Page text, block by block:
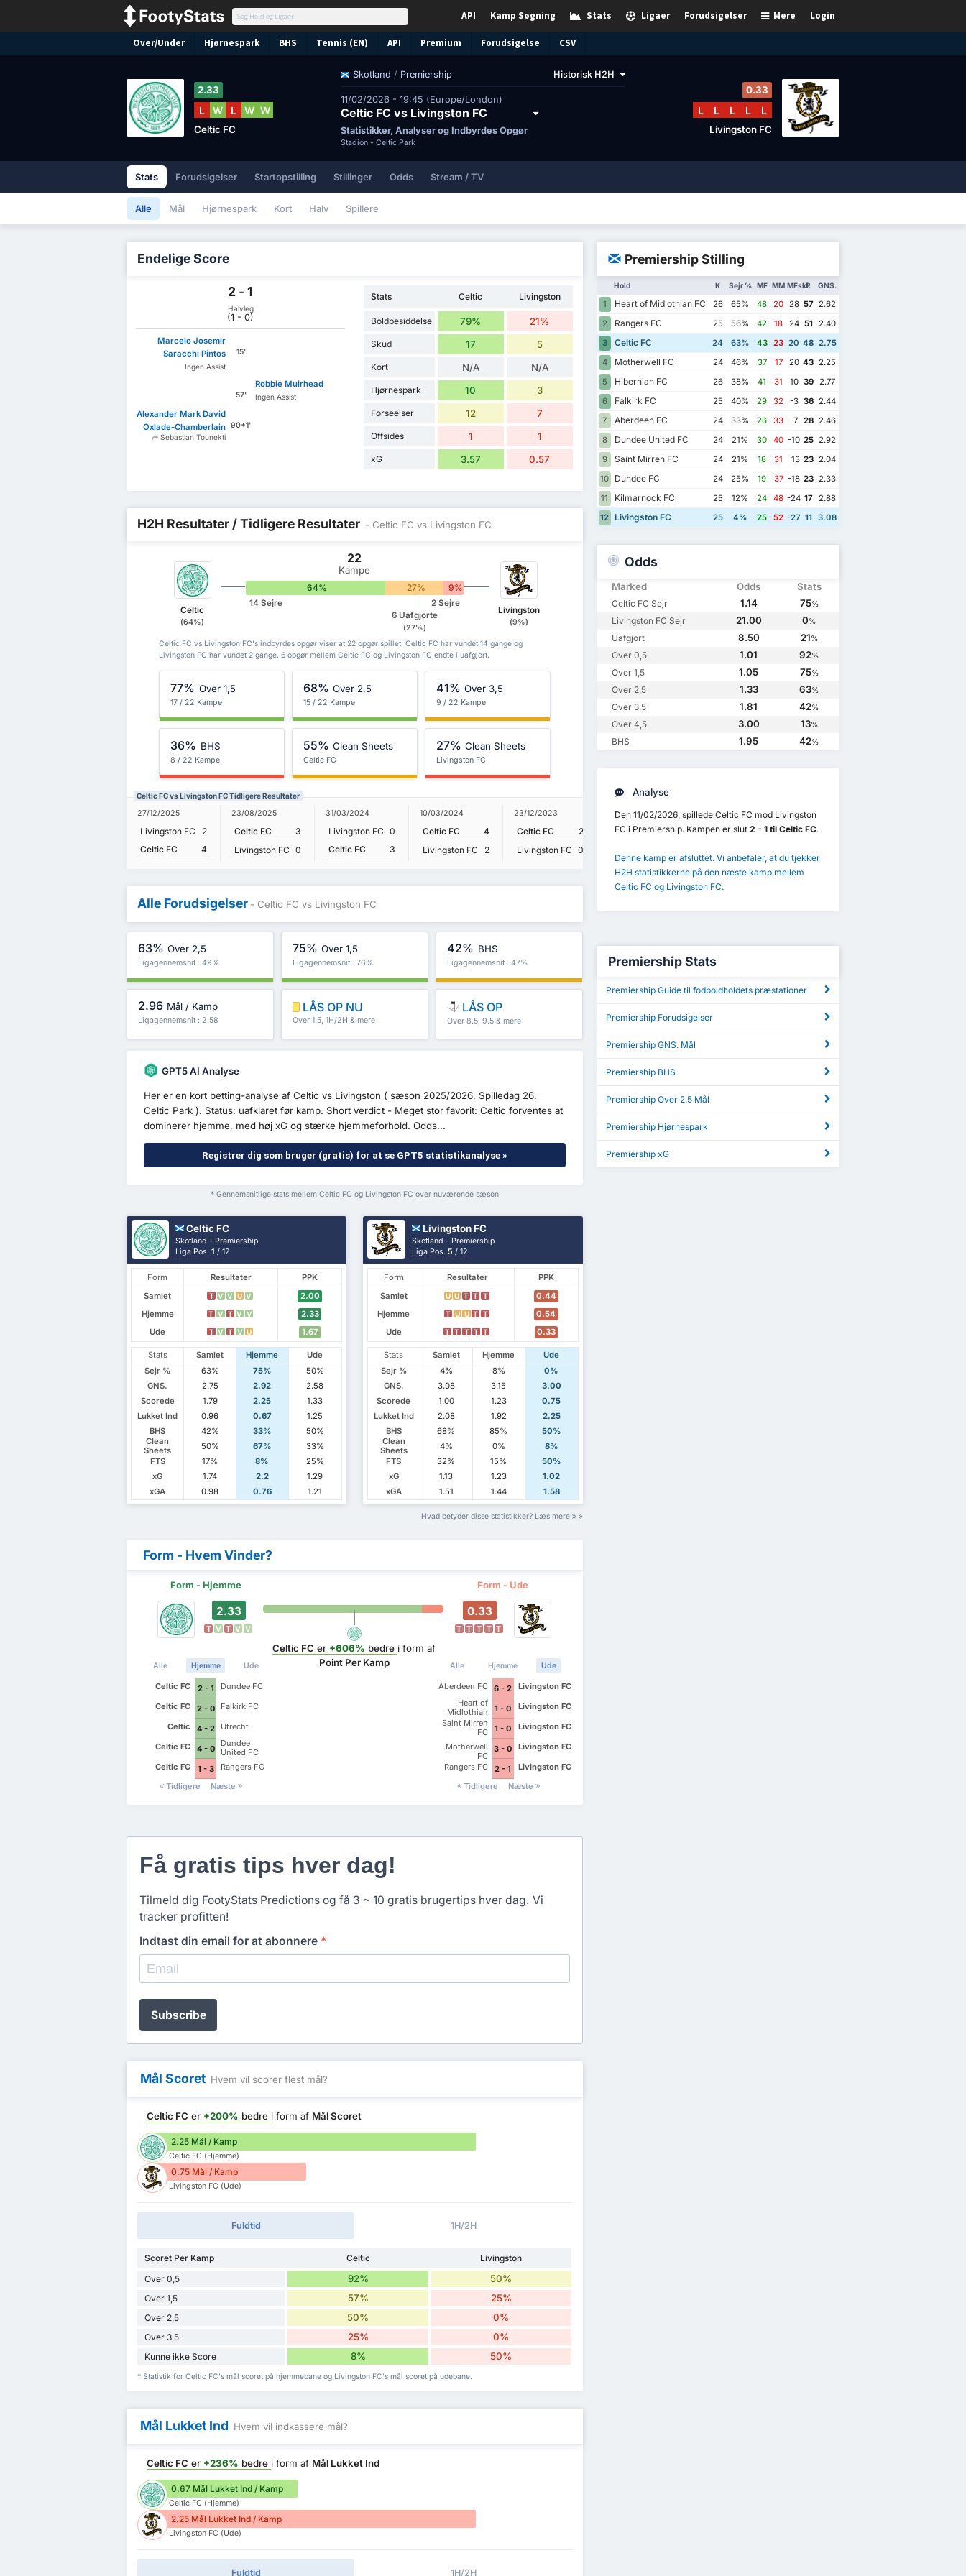
Login
Mere
Forudsigelser
Ligaer
Stats
Kamp Søgning
API
Over/Under Hjørnespark BHS Tennis (EN) API Premium Forudsigelse CSV
Skotland / Premiership Historisk H2H
11/02/2026 - 19:45 (Europe/London)
Celtic FC vs Livingston FC
Statistikker, Analyser og Indbyrdes Opgør
Stadion - Celtic Park
2.33
L W L W W
Celtic FC
0.33
L L L L L
Livingston FC
Stats Forudsigelser Startopstilling Stillinger Odds Stream / TV
Alle Mål Hjørnespark Kort Halv Spillere
Endelige Score
2 - 1
Halvleg
(1 - 0)
Marcelo Josemir
Saracchi Pintos
Ingen Assist
15'
57'
Robbie Muirhead
Ingen Assist
Alexander Mark David
Oxlade-Chamberlain
Sebastian Tounekti
90+1'
Stats Celtic Livingston
Boldbesiddelse 79% 21%
Skud 17 5
Kort N/A N/A
Hjørnespark 10 3
Forseelser 12 7
Offsides 1 1
xG 3.57 0.57
H2H Resultater / Tidligere Resultater - Celtic FC vs Livingston FC
Celtic
(64%)
22
Kampe
64% 27% 9%
14 Sejre
6 Uafgjorte
(27%)
2 Sejre
Livingston
(9%)
Celtic FC vs Livingston FC's indbyrdes opgør viser at 22 opgør spillet, Celtic FC har vundet 14 gange og
Livingston FC har vundet 2 gange. 6 opgør mellem Celtic FC og Livingston FC endte i uafgjort.
77% Over 1,5
17 / 22 Kampe
68% Over 2,5
15 / 22 Kampe
41% Over 3,5
9 / 22 Kampe
36% BHS
8 / 22 Kampe
55% Clean Sheets
Celtic FC
27% Clean Sheets
Livingston FC
Celtic FC vs Livingston FC Tidligere Resultater
27/12/2025
Livingston FC
2
Celtic FC
4
23/08/2025
Celtic FC
3
Livingston FC 0
31/03/2024
Livingston FC 0
Celtic FC
3
10/03/2024
Celtic FC
4
Livingston FC
2
23/12/2023
Celtic FC
2
Livingston FC 0
23/09/2023
Livingston FC 0
01/02/2023
Celtic FC
3
21/12/2022
Celtic FC
Alle Forudsigelser - Celtic FC vs Livingston FC
63% Over 2,5
Ligagennemsnit : 49%
75% Over 1,5
Ligagennemsnit : 76%
42% BHS
Ligagennemsnit : 47%
2.96 Mål / Kamp
Ligagennemsnit : 2.58
LÅS OP NU
Over 1.5, 1H/2H & mere
LÅS OP
Over 8.5, 9.5 & mere
GPT5 AI Analyse
Her er en kort betting-analyse af Celtic vs Livingston ( sæson 2025/2026, Spilledag 26,
Celtic Park ). Status: uafklaret før kamp. Short verdict - Meget stor favorit: Celtic forventes at
dominerer hjemme, med høj xG og stærke hjemmeforhold. Odds...
Registrer dig som bruger (gratis) for at se GPT5 statistikanalyse »
* Gennemsnitlige stats mellem Celtic FC og Livingston FC over nuværende sæson
Celtic FC
Skotland - Premiership
Liga Pos.1 / 12
Form Resultater
PPK
Samlet
T V V U V
2.00
Hjemme
T V T V V
2.33
Ude
T V T V U 1.67
Stats Samlet Hjemme
Ude
Sejr %
63% 75%
50%
GNS.
2.75 2.92
2.58
Scorede
1.79 2.25
1.33
Lukket Ind
0.96 0.67
1.25
BHS
42% 33%
50%
Clean
Sheets
50% 67%
33%
FTS
17% 8%
25%
xG
1.74 2.2
1.29
xGA
0.98 0.76 1.21
Livingston FC
Skotland - Premiership
Liga Pos.5 / 12
Form Resultater
PPK
Samlet
U U T T T
0.44
Hjemme
T U U T T
0.54
Ude
T T T T T 0.33
Stats Samlet Hjemme
Ude
Sejr %
4% 8%
0%
GNS.
3.08 3.15
3.00
Scorede
1.00 1.23
0.75
Lukket Ind
2.08 1.92
2.25
BHS
68% 85%
50%
Clean
Sheets
4% 0%
8%
FTS
32% 15%
50%
xG
1.13 1.23
1.02
xGA
1.51 1.44 1.58
Hvad betyder disse statistikker? Læs mere
Form - Hvem Vinder?
Form - Hjemme Form - Ude
2.33
T V T V V
Alle Hjemme Ude
Celtic FC 2 - 1
Dundee FC
Celtic FC
2 - 0
Falkirk FC
Celtic
4 - 2
Utrecht
Celtic FC
4 - 0
Dundee
United FC
Celtic FC
1 - 3
Rangers FC
Tidligere
Næste
Celtic FC er +606% bedre i form af
Point Per Kamp
0.33
T T T T T
Alle Hjemme Ude
Aberdeen FC 6 - 2
Livingston FC
Heart of
Midlothian
FC
1 - 0
Livingston FC
Saint Mirren
FC
1 - 0
Livingston FC
Motherwell
FC
3 - 0
Livingston FC
Rangers FC
2 - 1
Livingston FC
Tidligere
Næste
Få gratis tips hver dag!
Tilmeld dig FootyStats Predictions og få 3 ~ 10 gratis brugertips hver dag. Vi
tracker profitten!
Indtast din email for at abonnere *
Subscribe
Mål Scoret Hvem vil scorer flest mål?
Celtic FC er +200% bedre i form af Mål Scoret
2.25 Mål / Kamp
Celtic FC (Hjemme)
0.75 Mål / Kamp
Livingston FC (Ude)
Fuldtid 1H/2H
Scoret Per Kamp Celtic
Livingston
Over 0,5
92% 50%
Over 1,5 57% 25%
Over 2,5 50% 0%
Over 3,5 25% 0%
Kunne ikke Score 8% 50%
* Statistik for Celtic FC's mål scoret på hjemmebane og Livingston FC's mål scoret på udebane.
Mål Lukket Ind Hvem vil indkassere mål?
Celtic FC er +236% bedre i form af Mål Lukket Ind
0.67 Mål Lukket Ind / Kamp
Celtic FC (Hjemme)
2.25 Mål Lukket Ind / Kamp
Livingston FC (Ude)
Fuldtid 1H/2H
Premiership Stilling
Hold K Sejr % MF MM MFskl.
P GNS.
1 Heart of Midlothian FC 26 65% 48 20 28 57 2.62
2
Rangers FC 25 56% 42 18 24 51
2.40
3
Celtic FC 24 63% 43 23 20 48 2.75
4
Motherwell FC 24 46% 37 17 20 43 2.25
5
Hibernian FC 26 38% 41 31 10 39
2.77
6
Falkirk FC 25 40% 29 32 -3 36 2.44
7
Aberdeen FC 24 33% 26 33 -7 28 2.46
8
Dundee United FC 24 21% 30 40 -10 25 2.92
9
Saint Mirren FC 24 21% 18 31 -13 23 2.04
10
Dundee FC 24 25% 19 37 -18 23 2.33
11
Kilmarnock FC 25 12% 24 48 -24 17
2.88
12 Livingston FC 25 4% 25 52 -27 11 3.08
Odds
Marked Odds Stats
Celtic FC Sejr 1.14 75%
Livingston FC Sejr 21.00 0%
Uafgjort 8.50 21%
Over 0,5 1.01 92%
Over 1,5 1.05 75%
Over 2,5 1.33 63%
Over 3,5 1.81 42%
Over 4,5 3.00 13%
BHS 1.95 42%
Analyse
Den 11/02/2026, spillede Celtic FC mod Livingston
FC i Premiership. Kampen er slut 2 - 1 til Celtic FC.
Denne kamp er afsluttet. Vi anbefaler, at du tjekker
H2H statistikkerne på den næste kamp mellem
Celtic FC og Livingston FC.
Premiership Stats
Premiership Guide til fodboldholdets præstationer
Premiership Forudsigelser
Premiership GNS. Mål
Premiership BHS
Premiership Over 2.5 Mål
Premiership Hjørnespark
Premiership xG